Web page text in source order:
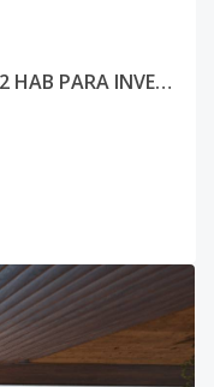
SKY VIEW - VENTA APTS DE 1 Y 2 HAB PARA INVERSION